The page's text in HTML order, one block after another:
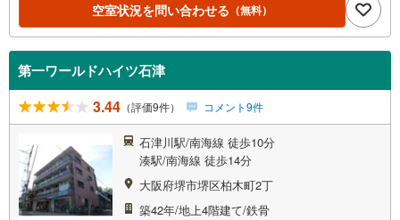
空室状況を問い合わせる （無料）
第一ワールドハイツ石津
3.44 （評価9件） コメント9件
石津川駅/南海線 徒歩10分
湊駅/南海線 徒歩14分
大阪府堺市堺区柏木町2丁
築42年/地上4階建て/鉄骨